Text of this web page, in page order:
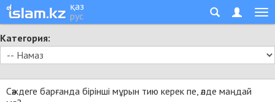
қаз
рус
Категория:
Сәждеге барғанда бірінші мұрын тию керек пе, әлде маңдай